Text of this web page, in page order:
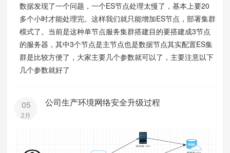
数据发现了一个问题，一个ES节点处理太慢了，基本上要20
多个小时才能处理完。这样我们就只能增加ES节点，部署集群
模式了。当前是这种单节点服务集群搭建目的要搭建成3节点
的服务器，其中3个节点是主节点也是数据节点其实配置ES集
群是比较方便了，大家主要几个参数就可以了，主要注意以下
几个参数就好了
05
2月
公司生产环境网络安全升级过程